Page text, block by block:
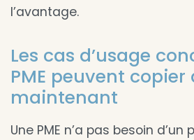
l’avantage.
Les cas d’usage
PME peuvent copier
maintenant
Une PME n’a pas besoin